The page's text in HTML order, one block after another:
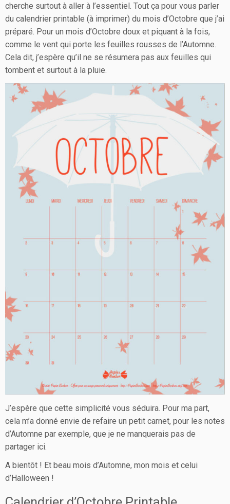
cherche surtout à aller à l’essentiel. Tout ça pour vous parler
du calendrier printable (à imprimer) du mois d’Octobre que j’ai
préparé. Pour un mois d’Octobre doux et piquant à la fois,
comme le vent qui porte les feuilles rousses de l’Automne.
Cela dit, j’espère qu’il ne se résumera pas aux feuilles qui
tombent et surtout à la pluie.
J’espère que cette simplicité vous séduira. Pour ma part,
cela m’a donné envie de refaire un petit carnet, pour les notes
d’Automne par exemple, que je ne manquerais pas de
partager ici.
A bientôt ! Et beau mois d’Automne, mon mois et celui
d’Halloween !